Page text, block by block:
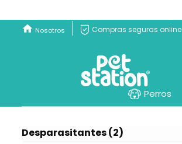
Nosotros Compras seguras online
Perros
Desparasitantes (2)